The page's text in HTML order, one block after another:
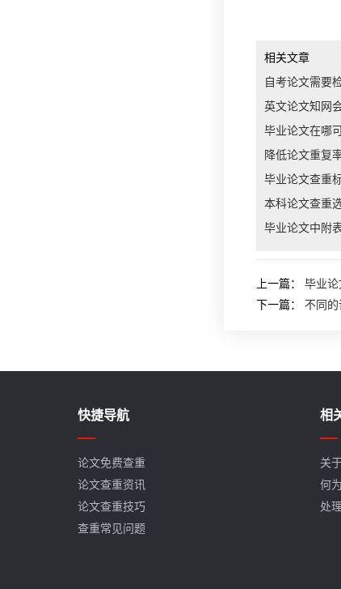
相关文章
自考论文需要
英文论文知网
毕业论文在哪
降低论文重复
毕业论文查重
本科论文查重
毕业论文中附
上一篇： 毕业论
下一篇： 不同的
快捷导航
论文免费查重
论文查重资讯
论文查重技巧
查重常见问题
相
关
何
处